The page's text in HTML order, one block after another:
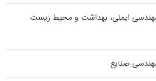
ایمنی، بهداشت و محیط زیست
صنایع